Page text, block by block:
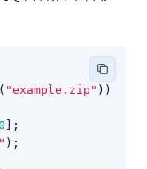
( "example.zip" ))
];
);